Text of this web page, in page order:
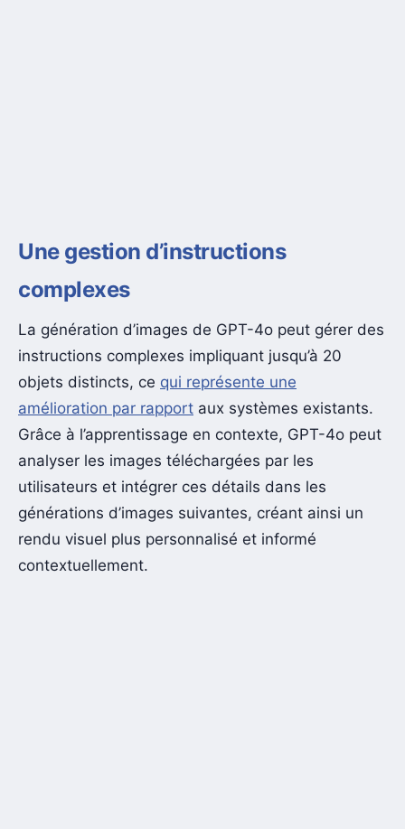
Une gestion d’instructions
complexes
La génération d’images de GPT-4o peut gérer des
instructions complexes impliquant jusqu’à 20
objets distincts, ce qui représente une
amélioration par rapport aux systèmes existants.
Grâce à l’apprentissage en contexte, GPT-4o peut
analyser les images téléchargées par les
utilisateurs et intégrer ces détails dans les
générations d’images suivantes, créant ainsi un
rendu visuel plus personnalisé et informé
contextuellement.